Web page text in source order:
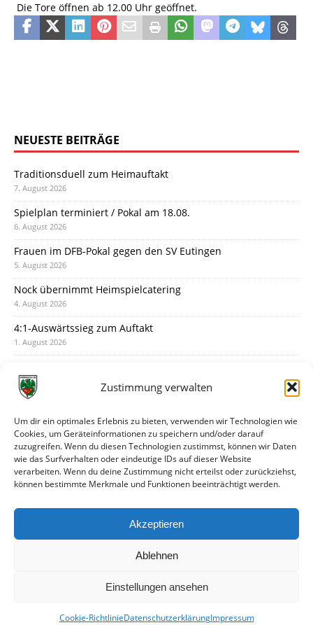
Zustimmung verwalten
Um dir ein optimales Erlebnis zu bieten, verwenden wir Technologien wie
Cookies, um Geräteinformationen zu speichern und/oder darauf
zuzugreifen. Wenn du diesen Technologien zustimmst, können wir Daten
wie das Surfverhalten oder eindeutige IDs auf dieser Website
verarbeiten. Wenn du deine Zustimmung nicht erteilst oder zurückziehst,
können bestimmte Merkmale und Funktionen beeinträchtigt werden.
Akzeptieren
Ablehnen
Einstellungen ansehen
Cookie-RichtlinieDatenschutzerklärungImpressum
 Die Tore öffnen ab 12.00 Uhr geöffnet.
NEUESTE BEITRÄGE
Traditionsduell zum Heimauftakt
7. August 2026
Spielplan terminiert / Pokal am 18.08.
6. August 2026
Frauen im DFB-Pokal gegen den SV Eutingen
5. August 2026
Nock übernimmt Heimspielcatering
4. August 2026
4:1-Auswärtssieg zum Auftakt
1. August 2026
31. Juli 2026
30. Juli 2026
Deine Spielminute: 89+1
28. Juli 2026
Neuer Rückensponsor
Neue Podcast-Folge: So tickt Björn!
27. Juli 2026
© VfR Wormatia Worms